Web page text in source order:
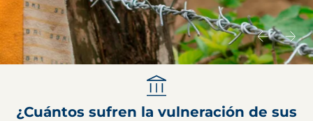
¿Cuántos sufren la vulneración de sus